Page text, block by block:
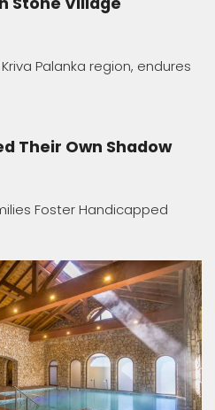
Palanka region, endures
Their Own Shadow
Foster Handicapped